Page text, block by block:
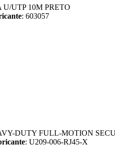
UTP 10M PRETO
: 603057
DUTY FULL-MOTION
: U209-006-RJ45-X